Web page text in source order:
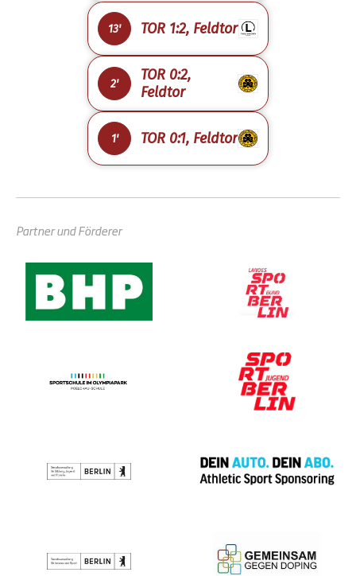
13' TOR 1:2, Feldtor
2'
TOR 0:2,
Feldtor
1' TOR 0:1, Feldtor
Partner und Förderer